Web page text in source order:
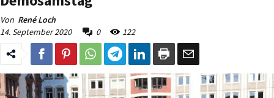
Von René Loch
14. September 2020
0 122